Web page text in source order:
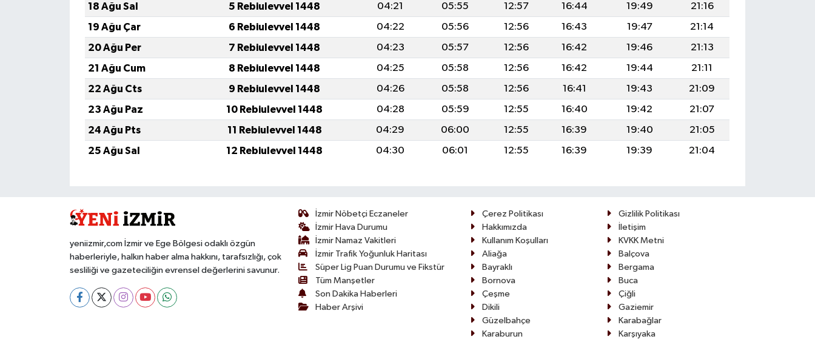
18 Ağu Sal
5 Rebiulevvel 1448 04:21 05:55 12:57 16:44 19:49
21:16
19 Ağu Çar
6 Rebiulevvel 1448 04:22 05:56 12:56 16:43 19:47
21:14
20 Ağu Per
7 Rebiulevvel 1448 04:23 05:57 12:56 16:42 19:46
21:13
21 Ağu Cum
8 Rebiulevvel 1448 04:25 05:58 12:56 16:42 19:44
21:11
22 Ağu Cts
9 Rebiulevvel 1448 04:26 05:58 12:56 16:41 19:43
21:09
23 Ağu Paz
10 Rebiulevvel 1448 04:28 05:59 12:55 16:40 19:42
21:07
24 Ağu Pts
11 Rebiulevvel 1448 04:29 06:00 12:55 16:39 19:40
21:05
25 Ağu Sal
12 Rebiulevvel 1448 04:30 06:01 12:55 16:39 19:39 21:04
yeniizmir,com İzmir ve Ege Bölgesi odaklı özgün
haberleriyle, halkın haber alma hakkını, tarafsızlığı, çok
sesliliği ve gazeteciliğin evrensel değerlerini savunur.
İzmir Nöbetçi Eczaneler
İzmir Hava Durumu
İzmir Namaz Vakitleri
İzmir Trafik Yoğunluk Haritası
Süper Lig Puan Durumu ve Fikstür
Tüm Manşetler
Son Dakika Haberleri
Haber Arşivi
Çerez Politikası
Gizlilik Politikası
Hakkımızda
İletişim
Kullanım Koşulları
KVKK Metni
Aliağa
Balçova
Bayraklı
Bergama
Bornova
Buca
Çeşme
Çiğli
Dikili
Gaziemir
Güzelbahçe
Karabağlar
Karaburun
Karşıyaka